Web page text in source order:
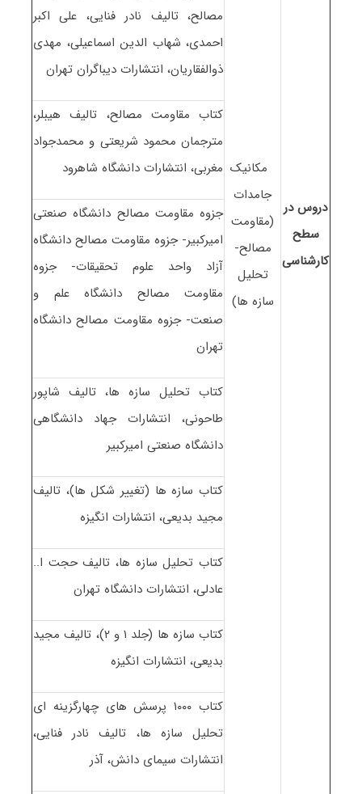
دروس در
سطح
کارشناسی
مکانیک
جامدات
(مقاومت
مصالح-
تحلیل
سازه ها)
مصالح، تالیف نادر فنایی، علی اکبر
احمدی، شهاب الدین اسماعیلی، مهدی
ذوالفقاریان، انتشارات دیباگران تهران
کتاب مقاومت مصالح، تالیف هیبلر،
مترجمان محمود شریعتی و محمدجواد
مغربی، انتشارات دانشگاه شاهرود
جزوه مقاومت مصالح دانشگاه صنعتی
امیرکبیر- جزوه مقاومت مصالح دانشگاه
آزاد واحد علوم تحقیقات- جزوه
مقاومت مصالح دانشگاه علم و
صنعت- جزوه مقاومت مصالح دانشگاه
تهران
کتاب تحلیل سازه ها، تالیف شاپور
طاحونی، انتشارات جهاد دانشگاهی
دانشگاه صنعتی امیرکبیر
کتاب سازه ها (تغییر شکل ها)، تالیف
مجید بدیعی، انتشارات انگیزه
کتاب تحلیل سازه ها، تالیف حجت ا..
عادلی، انتشارات دانشگاه تهران
کتاب سازه ها (جلد ۱ و ۲)، تالیف مجید
بدیعی، انتشارات انگیزه
کتاب ۱۰۰۰ پرسش های چهارگزینه ای
تحلیل سازه ها، تالیف نادر فنایی،
انتشارات سیمای دانش، آذر